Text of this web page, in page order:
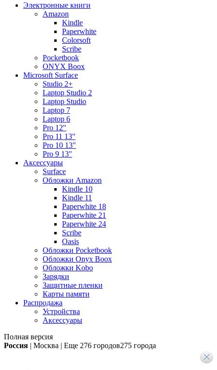
Электронные книги
Amazon
Kindle
Paperwhite
Colorsoft
Scribe
Pocketbook
ONYX Boox
Microsoft Surface
Studio 2+
Laptop Studio 2
Laptop Studio
Laptop 7
Laptop 6
Pro 12"
Pro 11 13"
Pro 10 13"
Pro 9 13"
Аксессуары
Surface
Обложки Amazon
Kindle 10
Kindle 11
Paperwhite 18
Paperwhite 21
Paperwhite 24
Scribe
Oasis
Обложки Pocketbook
Обложки Onyx Boox
Обложки Kobo
Зарядки
Защитные пленки
Карты памяти
Распродажа
Устройства
Аксессуары
Полная версия
Россия | Москва | Еще 276 городов275 города